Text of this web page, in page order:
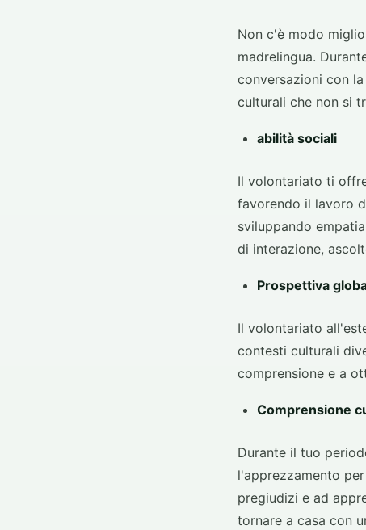
Non c'è modo
madrelingua.
conversazioni con
culturali che non si
abilità sociali
Il volontariato ti
favorendo il lavoro
sviluppando
di interazione,
Prospettiva
Il volontariato
contesti culturali
comprensione e a
Comprensione
Durante il tuo
l'apprezzamento
pregiudizi e ad
tornare a casa con